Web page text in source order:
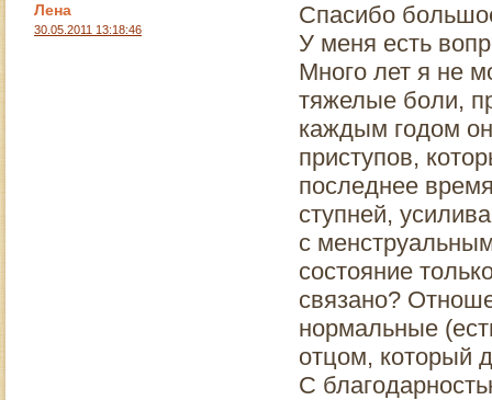
Лена
30.05.2011 13:18:46
Спасибо
У меня есть
Много лет я не
тяжелые боли,
каждым годом
приступов,
последнее
ступней,
с
состояние
связано?
нормальные
отцом, который
С